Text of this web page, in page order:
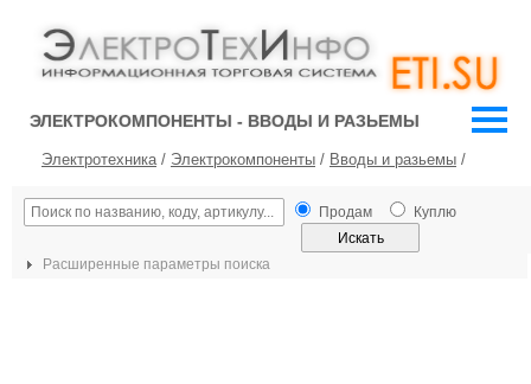
ЭЛЕКТРОКОМПОНЕНТЫ - ВВОДЫ И РАЗЬЕМЫ
Электротехника/ Электрокомпоненты / Вводы и разьемы /
Продам Куплю
Расширенные параметры поиска